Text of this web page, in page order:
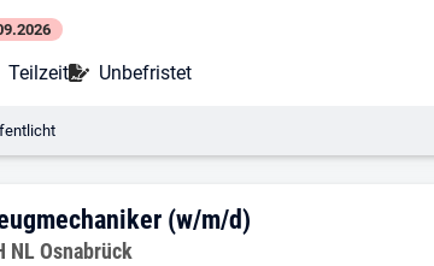
Anstellungsart:
Teilzeit Befristung:
Unbefristet
Werkzeugmechaniker (w/
(w/m/d)
NL Osnabrück